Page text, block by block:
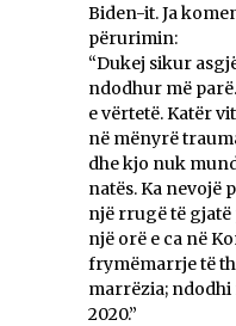
Biden-it. Ja
përurimin:
“Dukej sikur
ndodhur më
e vërtetë. Katër
në mënyrë
dhe kjo nuk
natës. Ka nevojë
një rrugë të gjatë
një orë e ca në
frymëmarrje të
marrëzia;
2020.”